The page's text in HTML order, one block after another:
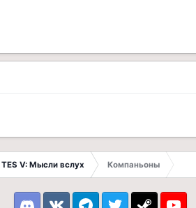
TES V: Мысли вслух Компаньоны